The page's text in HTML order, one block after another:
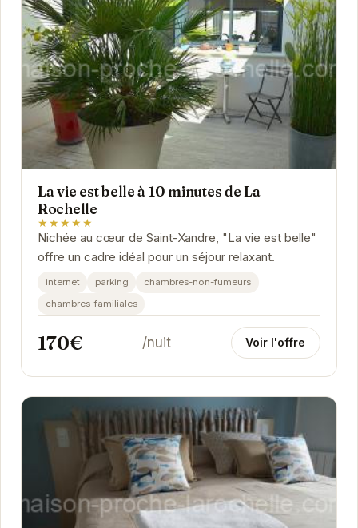
La vie est belle à 10 minutes de La
Rochelle
★★★★★
Nichée au cœur de Saint-Xandre, "La vie est belle"
offre un cadre idéal pour un séjour relaxant.
internet parking
chambres-non-fumeurs
chambres-familiales
170€ /nuit Voir l'offre